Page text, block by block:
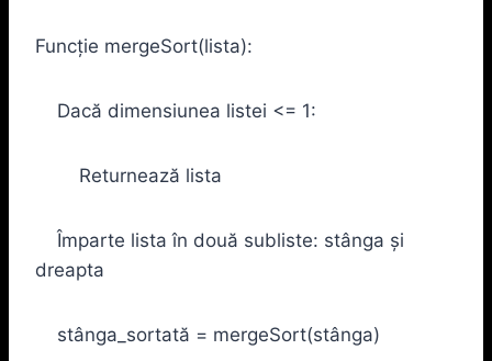
Funcție mergeSort(lista):
Dacă dimensiunea listei <= 1:
Returnează lista
Împarte lista în două subliste: stânga și
dreapta
stânga_sortată = mergeSort(stânga)